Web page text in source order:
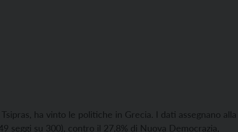
ha vinto le politiche in Grecia. I dati assegnano alla
seggi su 300), contro il 27,8% di Nuova Democrazia,